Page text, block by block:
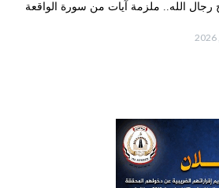
رجال الله.. ملزمة آيات من سورة الواقعة